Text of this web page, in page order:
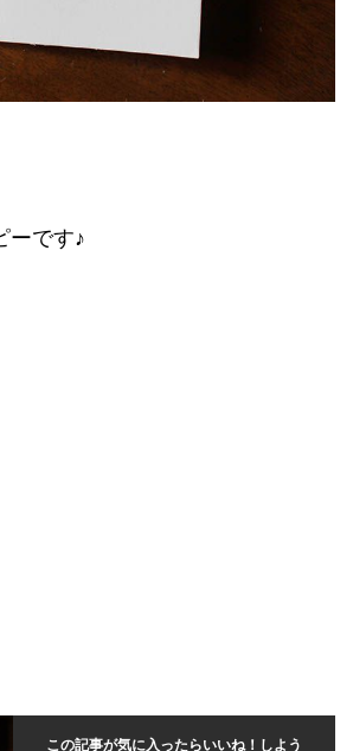
ーです♪
この記事が気に入ったらいいね！しよう